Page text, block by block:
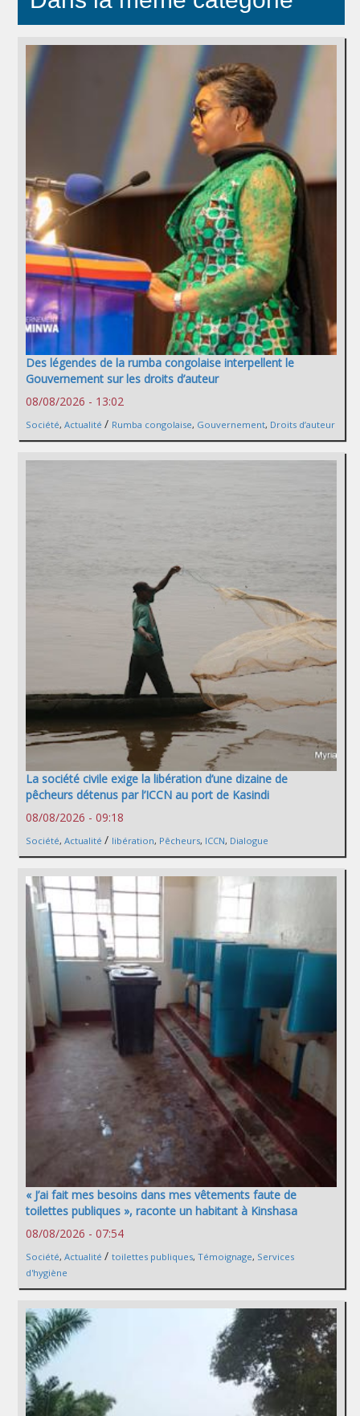
Des légendes de la rumba congolaise interpellent le
Gouvernement sur les droits d’auteur
08/08/2026 - 13:02
Société, Actualité / Rumba congolaise, Gouvernement, Droits d’auteur
La société civile exige la libération d’une dizaine de
pêcheurs détenus par l’ICCN au port de Kasindi
08/08/2026 - 09:18
Société, Actualité / libération, Pêcheurs, ICCN, Dialogue
« J’ai fait mes besoins dans mes vêtements faute de
toilettes publiques », raconte un habitant à Kinshasa
08/08/2026 - 07:54
Société, Actualité / toilettes publiques, Témoignage, Services
d'hygiène